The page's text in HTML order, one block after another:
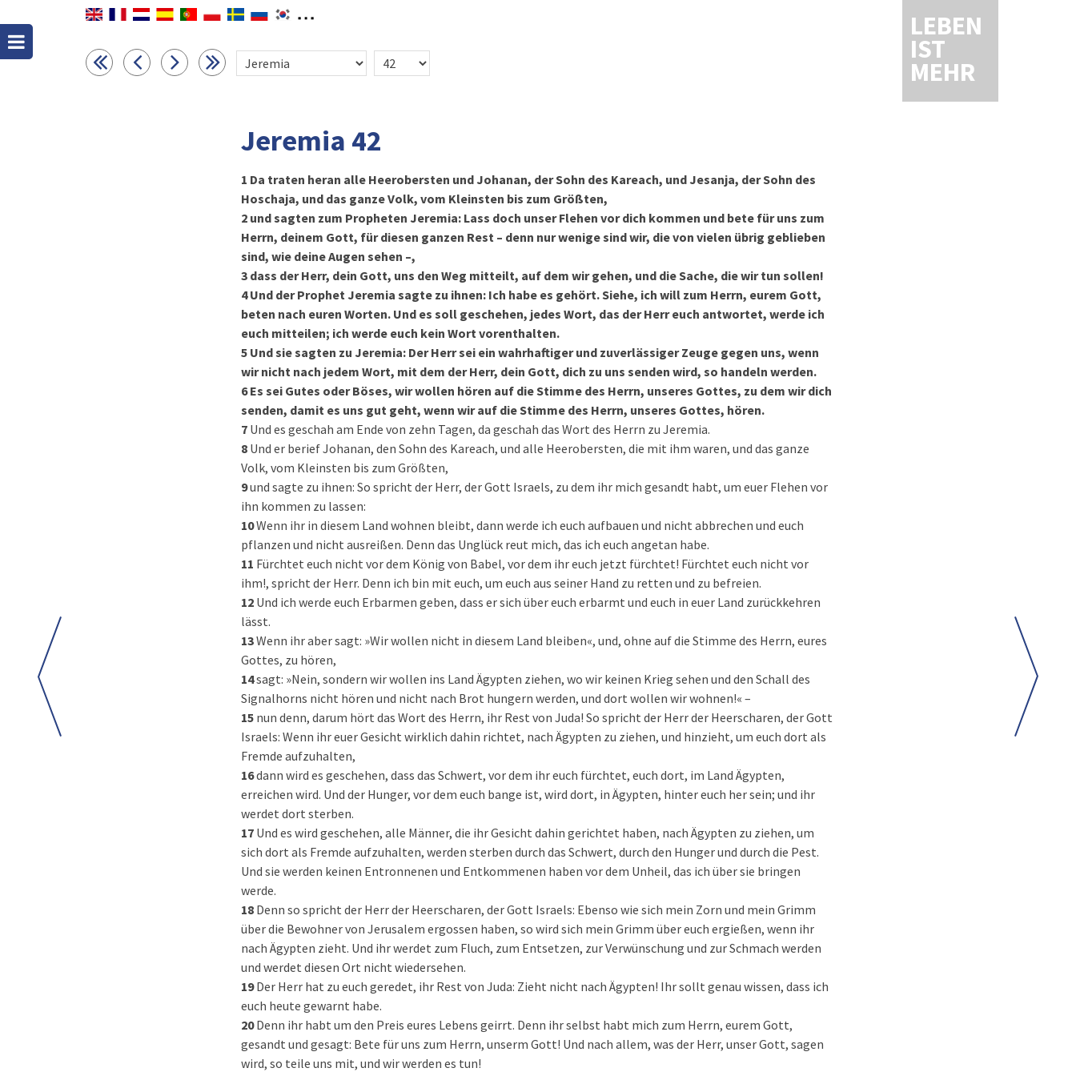
LEBEN
IST
MEHR
Jeremia 42
1 Da traten heran alle Heerobersten und Johanan, der Sohn des Kareach, und Jesanja, der Sohn des
Hoschaja, und das ganze Volk, vom Kleinsten bis zum Größten,
2 und sagten zum Propheten Jeremia: Lass doch unser Flehen vor dich kommen und bete für uns zum
Herrn, deinem Gott, für diesen ganzen Rest – denn nur wenige sind wir, die von vielen übrig geblieben
sind, wie deine Augen sehen –,
3 dass der Herr, dein Gott, uns den Weg mitteilt, auf dem wir gehen, und die Sache, die wir tun sollen!
4Und der Prophet Jeremia sagte zu ihnen: Ich habe es gehört. Siehe, ich will zum Herrn, eurem Gott,
beten nach euren Worten. Und es soll geschehen, jedes Wort, das der Herr euch antwortet, werde ich
euch mitteilen; ich werde euch kein Wort vorenthalten.
5 Und sie sagten zu Jeremia: Der Herr sei ein wahrhaftiger und zuverlässiger Zeuge gegen uns, wenn
wir nicht nach jedem Wort, mit dem der Herr, dein Gott, dich zu uns senden wird, so handeln werden.
6Es sei Gutes oder Böses, wir wollen hören auf die Stimme des Herrn, unseres Gottes, zu dem wir dich
senden, damit es uns gut geht, wenn wir auf die Stimme des Herrn, unseres Gottes, hören.
7 Und es geschah am Ende von zehn Tagen, da geschah das Wort des Herrn zu Jeremia.
8 Und er berief Johanan, den Sohn des Kareach, und alle Heerobersten, die mit ihm waren, und das ganze
Volk, vom Kleinsten bis zum Größten,
9und sagte zu ihnen: So spricht der Herr, der Gott Israels, zu dem ihr mich gesandt habt, um euer Flehen vor
ihn kommen zu lassen:
10Wenn ihr in diesem Land wohnen bleibt, dann werde ich euch aufbauen und nicht abbrechen und euch
pflanzen und nicht ausreißen. Denn das Unglück reut mich, das ich euch angetan habe.
11 Fürchtet euch nicht vor dem König von Babel, vor dem ihr euch jetzt fürchtet! Fürchtet euch nicht vor
ihm!, spricht der Herr. Denn ich bin mit euch, um euch aus seiner Hand zu retten und zu befreien.
12 Und ich werde euch Erbarmen geben, dass er sich über euch erbarmt und euch in euer Land zurückkehren
lässt.
13Wenn ihr aber sagt: »Wir wollen nicht in diesem Land bleiben«, und, ohne auf die Stimme des Herrn, eures
Gottes, zu hören,
14sagt: »Nein, sondern wir wollen ins Land Ägypten ziehen, wo wir keinen Krieg sehen und den Schall des
Signalhorns nicht hören und nicht nach Brot hungern werden, und dort wollen wir wohnen!« –
15 nun denn, darum hört das Wort des Herrn, ihr Rest von Juda! So spricht der Herr der Heerscharen, der Gott
Israels: Wenn ihr euer Gesicht wirklich dahin richtet, nach Ägypten zu ziehen, und hinzieht, um euch dort als
Fremde aufzuhalten,
16dann wird es geschehen, dass das Schwert, vor dem ihr euch fürchtet, euch dort, im Land Ägypten,
erreichen wird. Und der Hunger, vor dem euch bange ist, wird dort, in Ägypten, hinter euch her sein; und ihr
werdet dort sterben.
17 Und es wird geschehen, alle Männer, die ihr Gesicht dahin gerichtet haben, nach Ägypten zu ziehen, um
sich dort als Fremde aufzuhalten, werden sterben durch das Schwert, durch den Hunger und durch die Pest.
Und sie werden keinen Entronnenen und Entkommenen haben vor dem Unheil, das ich über sie bringen
werde.
18 Denn so spricht der Herr der Heerscharen, der Gott Israels: Ebenso wie sich mein Zorn und mein Grimm
über die Bewohner von Jerusalem ergossen haben, so wird sich mein Grimm über euch ergießen, wenn ihr
nach Ägypten zieht. Und ihr werdet zum Fluch, zum Entsetzen, zur Verwünschung und zur Schmach werden
und werdet diesen Ort nicht wiedersehen.
19Der Herr hat zu euch geredet, ihr Rest von Juda: Zieht nicht nach Ägypten! Ihr sollt genau wissen, dass ich
euch heute gewarnt habe.
20Denn ihr habt um den Preis eures Lebens geirrt. Denn ihr selbst habt mich zum Herrn, eurem Gott,
gesandt und gesagt: Bete für uns zum Herrn, unserm Gott! Und nach allem, was der Herr, unser Gott, sagen
wird, so teile uns mit, und wir werden es tun!